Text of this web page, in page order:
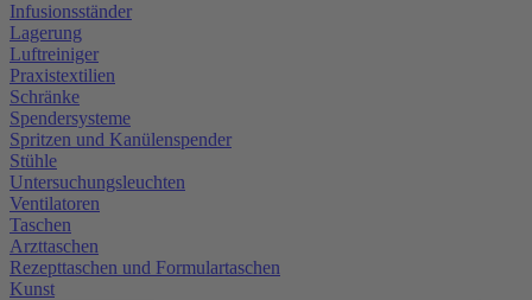
Infusionsständer
Lagerung
Luftreiniger
Praxistextilien
Schränke
Spendersysteme
Spritzen und Kanülenspender
Stühle
Untersuchungsleuchten
Ventilatoren
Taschen
Arzttaschen
Rezepttaschen und Formulartaschen
Kunst